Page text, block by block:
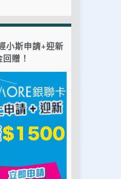
小斯申請+迎新
贈！